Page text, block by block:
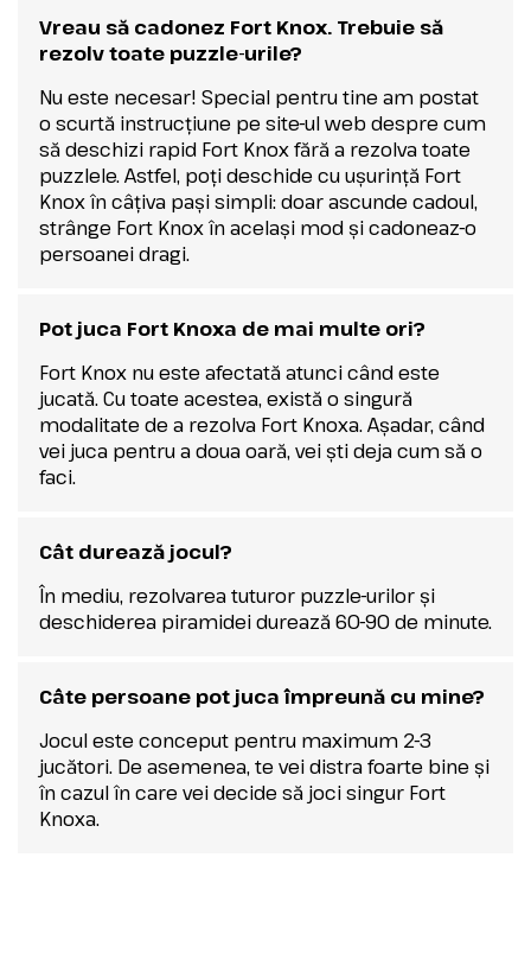
Vreau să cadonez Fort Knox. Trebuie să
rezolv toate puzzle-urile?
Nu este necesar! Special pentru tine am postat
o scurtă instrucțiune pe site-ul web despre cum
să deschizi rapid Fort Knox fără a rezolva toate
puzzlele. Astfel, poți deschide cu ușurință Fort
Knox în câțiva pași simpli: doar ascunde cadoul,
strânge Fort Knox în același mod și cadoneaz-o
persoanei dragi.
Pot juca Fort Knoxa de mai multe ori?
Fort Knox nu este afectată atunci când este
jucată. Cu toate acestea, există o singură
modalitate de a rezolva Fort Knoxa. Așadar, când
vei juca pentru a doua oară, vei ști deja cum să o
faci.
Cât durează jocul?
În mediu, rezolvarea tuturor puzzle-urilor și
deschiderea piramidei durează 60-90 de minute.
Câte persoane pot juca împreună cu mine?
Jocul este conceput pentru maximum 2-3
jucători. De asemenea, te vei distra foarte bine și
în cazul în care vei decide să joci singur Fort
Knoxa.